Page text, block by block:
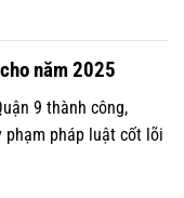
năm 2025
9 thành công,
phạm pháp luật cốt lõi